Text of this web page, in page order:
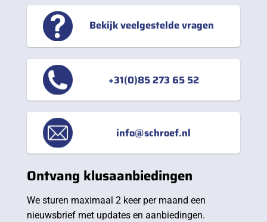
Bekijk veelgestelde vragen
+31(0)85 273 65 52
info@schroef.nl
Ontvang klusaanbiedingen
We sturen maximaal 2 keer per maand een
nieuwsbrief met updates en aanbiedingen.